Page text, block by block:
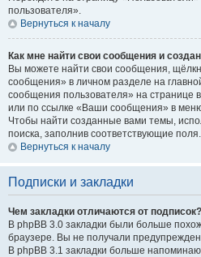
пользователя».
Вернуться к началу
Как мне найти свои сообщения и
Вы можете найти свои сообщения,
сообщения» в личном разделе на
сообщения пользователя» на
или по ссылке «Ваши сообщения» в
Чтобы найти созданные вами темы,
поиска, заполнив соответствующие поля.
Вернуться к началу
Подписки и закладки
Чем закладки отличаются от подписок?
В phpBB 3.0 закладки были больше
браузере. Вы не получали
В phpBB 3.1 закладки больше